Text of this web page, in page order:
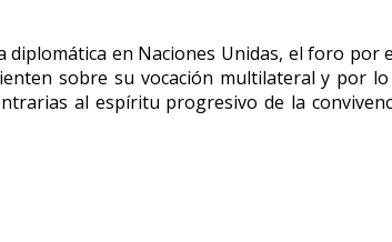
en Naciones Unidas, el foro por
sobre su vocación multilateral y por
al espíritu progresivo de la